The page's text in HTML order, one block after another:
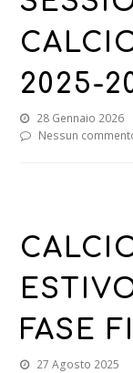
2025-
28 Gennaio 2026
Nessun
FASE
27 Agosto 2025